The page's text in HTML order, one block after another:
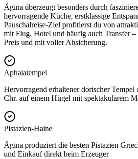
Ägina überzeugt besonders durch
hervorragende Küche, erstklassige
Pauschalreise-Ziel profitierst du von
mit Flug, Hotel und häufig auch Transfer –
Preis und mit voller Absicherung.
Aphaiatempel
Hervorragend erhaltener dorischer Tempel
Chr. auf einem Hügel mit spektakulärem
Pistazien-Haine
Ägina produziert die besten Pistazien
und Einkauf direkt beim Erzeuger